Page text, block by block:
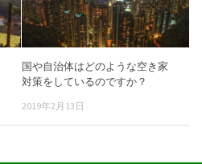
国や自治体はどのような空き家
対策をしているのですか？
2019年2月13日